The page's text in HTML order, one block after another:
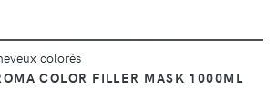
colorés
COLOR FILLER MASK 1000ML